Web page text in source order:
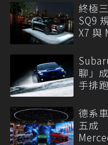
終極
SQ9
X7 與
聊」
手排
德系
五成